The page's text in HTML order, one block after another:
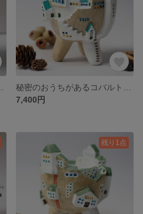
7,400円
残り1点